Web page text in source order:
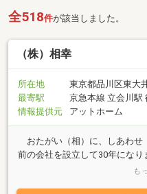
全518件が該当しました。
（株）相幸
所在地
東京都品川区東大
最寄駅
京急本線 立会川駅
情報提供元
アットホーム
おたがい（相）に、しあわせ
前の会社を設立して30年にな
をモットーに快適な環境づくも